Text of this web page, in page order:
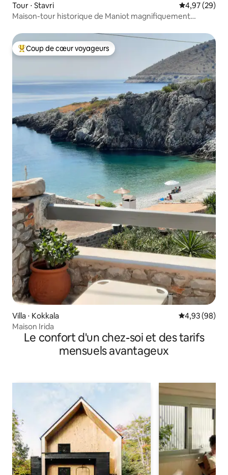
Tour ⋅ Stavri Évaluation
4,97 (29)
Maison-tour historique de Maniot magnifiquement
Coups de cœur voyageurs les plus appréciés
Coup de cœur voyageurs
Villa ⋅ Kokkala Évaluation
4,93 (98)
Maison Irida
Le confort d'un chez-soi et des tarifs
mensuels avantageux